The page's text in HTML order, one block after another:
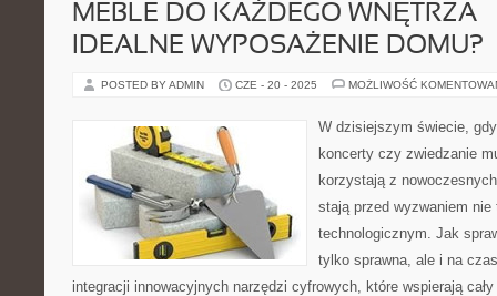
MEBLE DO KAŻDEGO WNĘTRZA
IDEALNE WYPOSAŻENIE DOMU?
POSTED BY ADMIN CZE - 20 - 2025 MOŻLIWOŚĆ
W dzisiejszym świecie,
koncerty czy zwiedzanie
korzystają z
stają przed wyzwaniem
technologicznym. Jak
tylko sprawna, ale i na
integracji innowacyjnych narzędzi cyfrowych, które wspierają